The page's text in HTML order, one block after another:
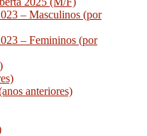
– Masculinos (por
– Femininos (por
anteriores)